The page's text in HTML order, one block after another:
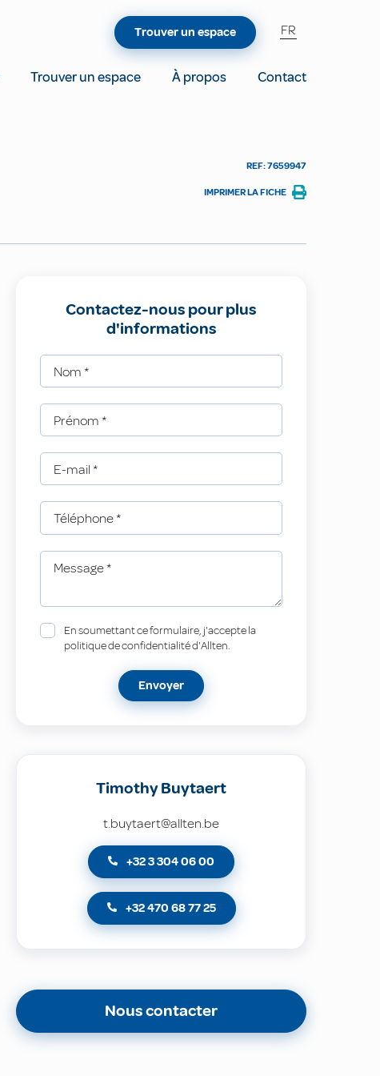
Trouver un espace À propos
Contact
Trouver un espace FR
REF: 7659947
IMPRIMER LA FICHE
Contactez-nous pour plus
d'informations
Nom *
Prénom *
E-mail *
Téléphone*
Message*
En soumettant ce formulaire, j'accepte la
politique de confidentialité d'Allten.
Envoyer
Timothy Buytaert
t.buytaert@allten.be
+32 3 304 06 00
+32 470 68 77 25
Nous contacter